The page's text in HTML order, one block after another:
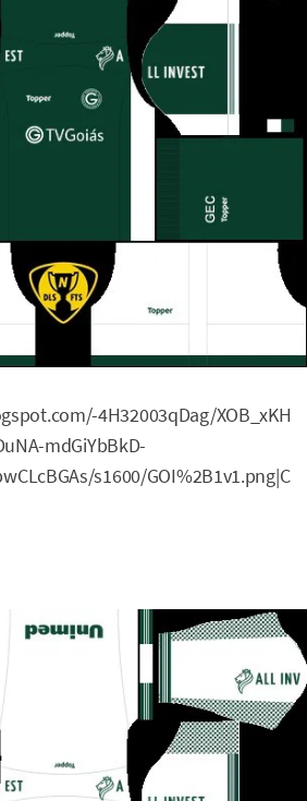
4H32003qDag/XOB_xKH
mdGiYbBkD-
s1600/GOI%2B1v1.png|C